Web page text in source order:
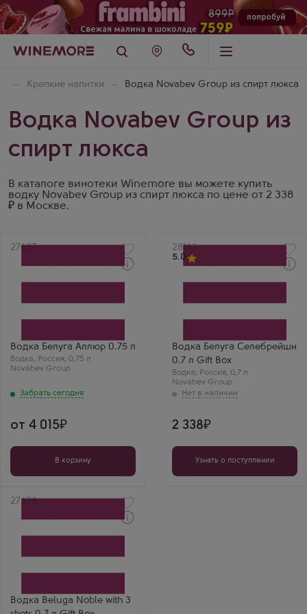
Крепкие напитки Водка Novabev Group из спирт люкса
Водка Novabev Group из
спирт люкса
В каталоге винотеки Winemore вы можете купить
водку Novabev Group из спирт люкса по цене от 2 338
₽ в Москве.
Артикул
27637
Водка Белуга Аллюр 0.75 л
Водка, Россия, 0,75 л
Novabev Group
Забрать сегодня
Производитель
Регион
Мариинск
от 4 015
В корзину
Артикул
28162
5.0
Водка Белуга Селебрейшн
0.7 л Gift Box
Водка, Россия, 0,7 л
Novabev Group
подарочной коробке
Белуга
Регион
Мариинск
Леонид
Белуга Селебрейшн
— это уже статус.
вкус — мягче не
2 338
Узнать о поступлении
Артикул
27638
Водка Beluga Noble with 3
рюмками в подарочной
Бренд
Белуга